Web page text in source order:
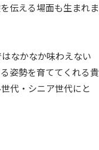
伝える場面も生まれま
なかなか味わえない
姿勢を育ててくれる貴
代・シニア世代にと